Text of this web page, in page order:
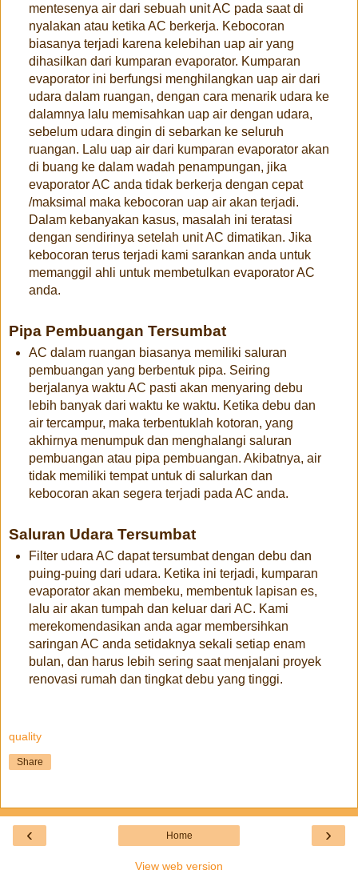
mentesenya air dari sebuah unit AC pada saat di
nyalakan atau ketika AC berkerja. Kebocoran
biasanya terjadi karena kelebihan uap air yang
dihasilkan dari kumparan evaporator. Kumparan
evaporator ini berfungsi menghilangkan uap air dari
udara dalam ruangan, dengan cara menarik udara ke
dalamnya lalu memisahkan uap air dengan udara,
sebelum udara dingin di sebarkan ke seluruh
ruangan. Lalu uap air dari kumparan evaporator akan
di buang ke dalam wadah penampungan, jika
evaporator AC anda tidak berkerja dengan cepat
/maksimal maka kebocoran uap air akan terjadi.
Dalam kebanyakan kasus, masalah ini teratasi
dengan sendirinya setelah unit AC dimatikan. Jika
kebocoran terus terjadi kami sarankan anda untuk
memanggil ahli untuk membetulkan evaporator AC
anda.
Pipa Pembuangan Tersumbat
AC dalam ruangan biasanya memiliki saluran
pembuangan yang berbentuk pipa. Seiring
berjalanya waktu AC pasti akan menyaring debu
lebih banyak dari waktu ke waktu. Ketika debu dan
air tercampur, maka terbentuklah kotoran, yang
akhirnya menumpuk dan menghalangi saluran
pembuangan atau pipa pembuangan. Akibatnya, air
tidak memiliki tempat untuk di salurkan dan
kebocoran akan segera terjadi pada AC anda.
Saluran Udara Tersumbat
Filter udara AC dapat tersumbat dengan debu dan
puing-puing dari udara. Ketika ini terjadi, kumparan
evaporator akan membeku, membentuk lapisan es,
lalu air akan tumpah dan keluar dari AC. Kami
merekomendasikan anda agar membersihkan
saringan AC anda setidaknya sekali setiap enam
bulan, dan harus lebih sering saat menjalani proyek
renovasi rumah dan tingkat debu yang tinggi.
quality
Share
‹ ›
Home
View web version